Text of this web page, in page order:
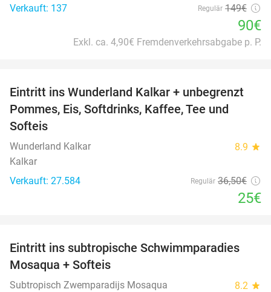
Verkauft: 137
Regulär 149€
90€
Exkl. ca. 4,90€ Fremdenverkehrsabgabe p. P.
32%
Eintritt ins Wunderland Kalkar + unbegrenzt
Pommes, Eis, Softdrinks, Kaffee, Tee und
Softeis
Wunderland Kalkar 8.9 star
Kalkar
Verkauft: 27.584
Regulär 36,50€
25€
25%
Eintritt ins subtropische Schwimmparadies
Mosaqua + Softeis
Subtropisch Zwemparadijs Mosaqua 8.2 star